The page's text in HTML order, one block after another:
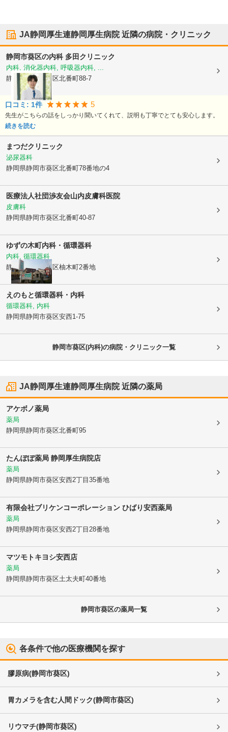
JA静岡厚生連静岡厚生病院近隣の病院・クリニック
静岡市葵区の内科 多田クリニック
内科, 消化器内科, 呼吸器内科, ...
静岡県静岡市葵区北番町88-7
口コミ: 1件 5
先生がこちらの話をしっかり聞いてくれて、説明も丁寧でとても安心します。
続きを読む
まつだクリニック
泌尿器科
静岡県静岡市葵区北番町78番地の4
医療法人社団渉友会山内皮膚科医院
皮膚科
静岡県静岡市葵区北番町40-87
ゆずの木町内科・循環器科
内科, 循環器科
静岡県静岡市葵区柚木町2番地
えのもと循環器科・内科
循環器科, 内科
静岡県静岡市葵区安西1-75
静岡市葵区(内科)の病院・クリニック一覧
JA静岡厚生連静岡厚生病院近隣の薬局
アケボノ薬局
薬局
静岡県静岡市葵区北番町95
たんぽぽ薬局 静岡厚生病院店
薬局
静岡県静岡市葵区安西2丁目35番地
有限会社ブリケンコーポレーション ひばり安西薬局
薬局
静岡県静岡市葵区安西2丁目28番地
マツモトキヨシ安西店
薬局
静岡県静岡市葵区土太夫町40番地
静岡市葵区の薬局一覧
各条件で他の医療機関を探す
膠原病(静岡市葵区)
胃カメラを含む人間ドック(静岡市葵区)
リウマチ(静岡市葵区)